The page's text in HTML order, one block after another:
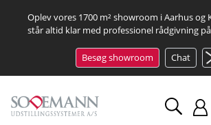
Oplev vores 1700 m² showroom i Aarhus og
står altid klar med professionel rådgivning på
Besøg showroom Chat